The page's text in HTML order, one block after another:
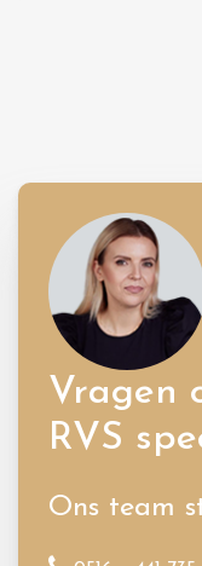
Vragen
RVS
Ons team